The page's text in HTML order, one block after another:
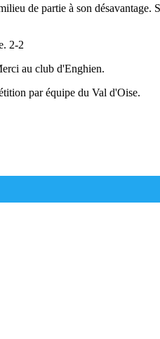
de partie à son désavantage.
2-2
au club d'Enghien.
par équipe du Val d'Oise.